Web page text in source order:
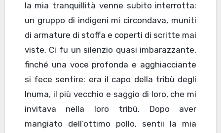
la mia tranquillità venne subito interrotta:
un gruppo di indigeni mi circondava, muniti
di armature di stoffa e coperti di scritte mai
viste. Ci fu un silenzio quasi imbarazzante,
finché una voce profonda e agghiacciante
si fece sentire: era il capo della tribù degli
Inuma, il più vecchio e saggio di loro, che mi
invitava nella loro tribù. Dopo aver
mangiato dell’ottimo pollo, sentii la mia